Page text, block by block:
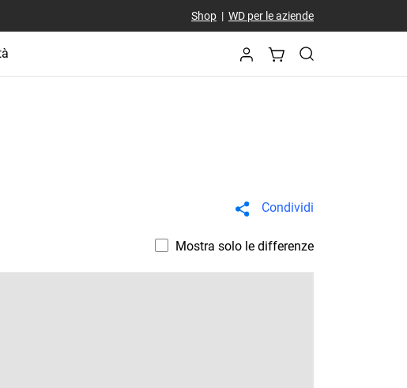
Shop| WD per le aziende
Condividi
Mostra solo le differenze